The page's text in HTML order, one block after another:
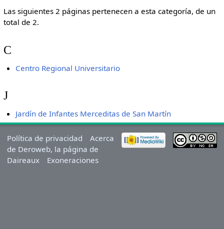
Las siguientes 2 páginas pertenecen a esta categoría, de un
total de 2.
C
Centro Regional Universitario
J
Jardín de Infantes Merceditas de San Martín
Política de privacidad
Acerca
de Deroweb, la página de
Daireaux
Exoneraciones